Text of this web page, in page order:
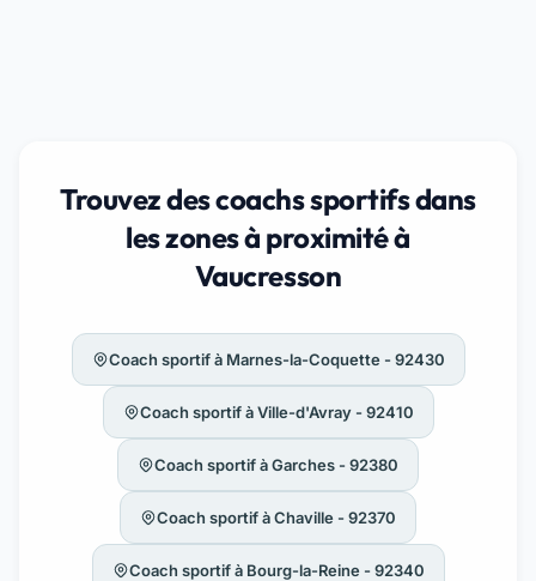
Trouvez des coachs sportifs dans
les zones à proximité à
Vaucresson
Coach sportif à Marnes-la-Coquette - 92430
Coach sportif à Ville-d'Avray - 92410
Coach sportif à Garches - 92380
Coach sportif à Chaville - 92370
Coach sportif à Bourg-la-Reine - 92340